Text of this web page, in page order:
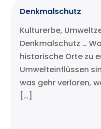
Denkmalschutz
Kulturerbe,
Denkmalschutz …
historische Orte zu
Umwelteinflüssen
was gehr verloren,
[…]